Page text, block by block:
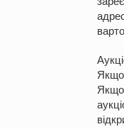
Якщо
Якщо